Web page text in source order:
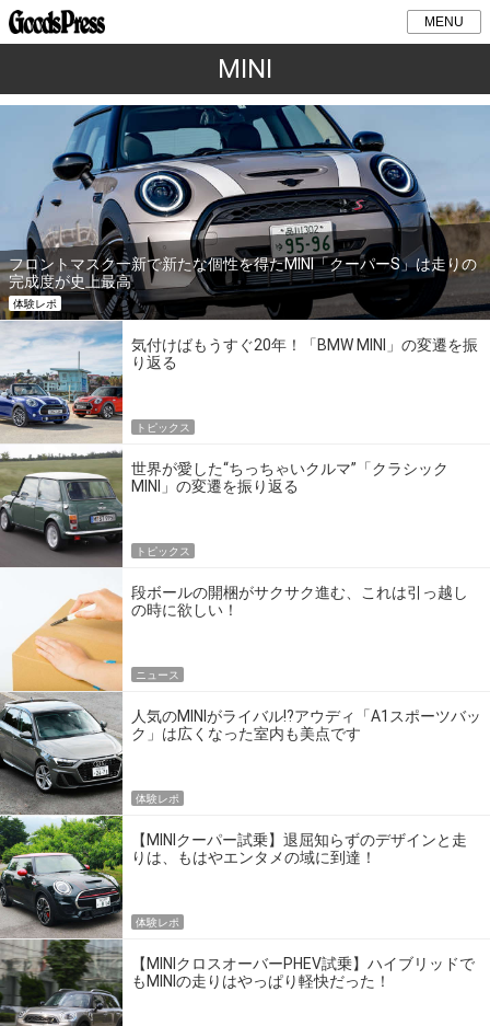
MENU
MINI
フロントマスク一新で新たな個性を得たMINI「クーパーS」は走りの
完成度が史上最高
体験レポ
気付けばもうすぐ20年！「BMW MINI」の変遷を振
り返る
トピックス
世界が愛した“ちっちゃいクルマ”「クラシック
MINI」の変遷を振り返る
トピックス
段ボールの開梱がサクサク進む、これは引っ越し
の時に欲しい！
ニュース
人気のMINIがライバル!?アウディ「A1スポーツバッ
ク」は広くなった室内も美点です
体験レポ
【MINIクーパー試乗】退屈知らずのデザインと走
りは、もはやエンタメの域に到達！
体験レポ
【MINIクロスオーバーPHEV試乗】ハイブリッドで
もMINIの走りはやっぱり軽快だった！